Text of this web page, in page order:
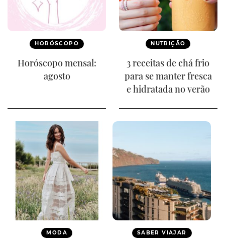
HORÓSCOPO
Horóscopo mensal:
agosto
NUTRIÇÃO
3 receitas de chá frio
para se manter fresca
e hidratada no verão
MODA SABER VIAJAR